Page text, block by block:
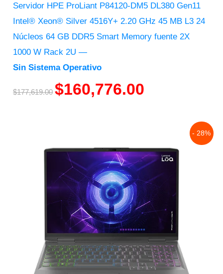
Servidor HPE ProLiant P84120-DM5 DL380 Gen11
Intel® Xeon® Silver 4516Y+ 2.20 GHz 45 MB L3 24
Núcleos 64 GB DDR5 Smart Memory fuente 2X
1000 W Rack 2U ―
Sin Sistema Operativo
$177,619.00 $160,776.00
- 28%
was:
$27,770.00.
is:
$19,859.00.